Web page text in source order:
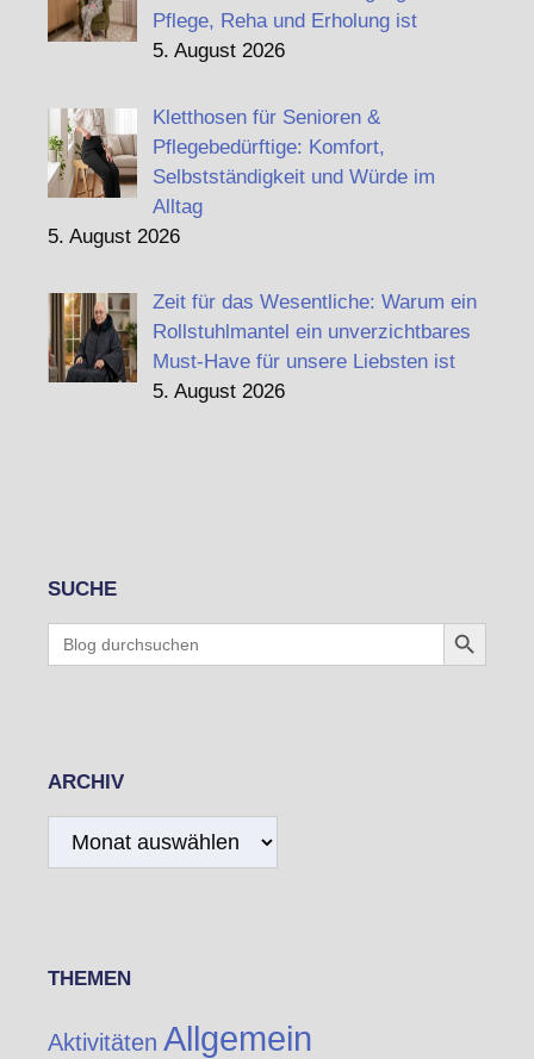
Pflege, Reha und Erholung ist
5. August 2026
Kletthosen für Senioren &
Pflegebedürftige: Komfort,
Selbstständigkeit und Würde im
Alltag
5. August 2026
Zeit für das Wesentliche: Warum ein
Rollstuhlmantel ein unverzichtbares
Must-Have für unsere Liebsten ist
5. August 2026
SUCHE
Search
for:
Search Button
ARCHIV
THEMEN
Aktivitäten Allgemein